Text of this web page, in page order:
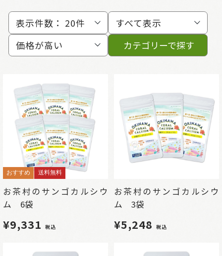
表示件数： 20件
すべて表示
価格が高い
カテゴリーで探す
おすすめ 送料無料
お茶村のサンゴカルシウ
ム 6袋
¥9,331 税込
お茶村のサンゴカルシウ
ム 3袋
¥5,248 税込